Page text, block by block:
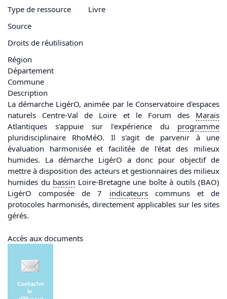
Type de ressource
Livre
Source
Droits de réutilisation
Région
Département
Commune
Description
La démarche LigérO, animée par le Conservatoire d'espaces
naturels Centre-Val de Loire et le Forum des Marais
Atlantiques s'appuie sur l'expérience du programme
pluridisciplinaire RhoMéO. Il s'agit de parvenir à une
évaluation harmonisée et facilitée de l'état des milieux
humides. La démarche LigérO a donc pour objectif de
mettre à disposition des acteurs et gestionnaires des milieux
humides du bassin Loire-Bretagne une boîte à outils (BAO)
LigérO composée de 7 indicateurscommuns et de
protocoles harmonisés, directement applicables sur les sites
gérés.
Accès aux documents